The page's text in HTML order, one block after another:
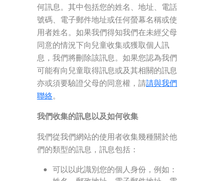
何訊息。其中包括您的姓名、地址、電話
號碼、電子郵件地址或任何螢幕名稱或使
用者姓名。如果我們得知我們在未經父母
同意的情況下向兒童收集或獲取個人訊
息，我們將刪除該訊息。如果您認為我們
可能有向兒童取得訊息或及其相關的訊息
亦或須要驗證父母的同意權，請請與我們
聯絡。
我們收集的訊息以及如何收集
我們從我們網站的使用者收集幾種關於他
們的類型的訊息，訊息包括：
可以以此識別您的個人身份，例如：